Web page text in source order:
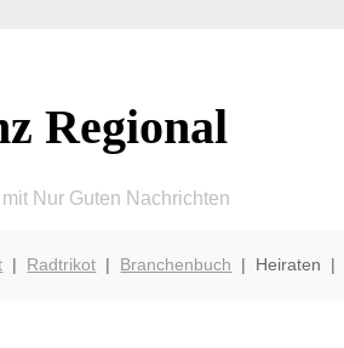
Regional
Nur Guten Nachrichten
| Radtrikot | Branchenbuch | Heiraten |